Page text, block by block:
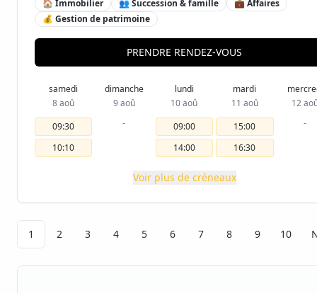
🏠 Immobilier 👥 Succession & famille
💼 Affaires
💰 Gestion de patrimoine
PRENDRE RENDEZ-VOUS
samedi
8 aoû
09:30
10:10
dimanche
9 aoû
-
lundi
10 aoû
09:00
14:00
mardi
11 aoû
15:00
16:30
12
-
Voir plus de créneaux
1 2 3 4 5 6 7 8 9 10